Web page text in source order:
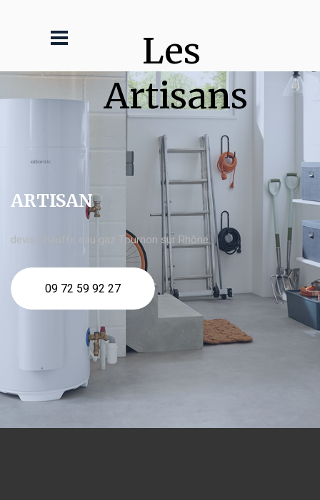
Les
Artisans
ARTISAN
devis Chauffe eau gaz Tournon sur Rhône
09 72 59 92 27